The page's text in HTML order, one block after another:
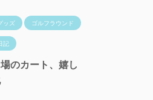
ッズ ゴルフラウンド
記
のカート、嬉し